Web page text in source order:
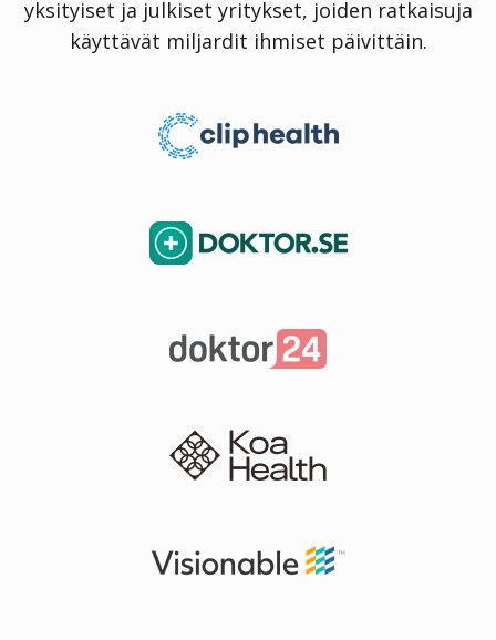
yksityiset ja julkiset yritykset, joiden ratkaisuja
käyttävät miljardit ihmiset päivittäin.